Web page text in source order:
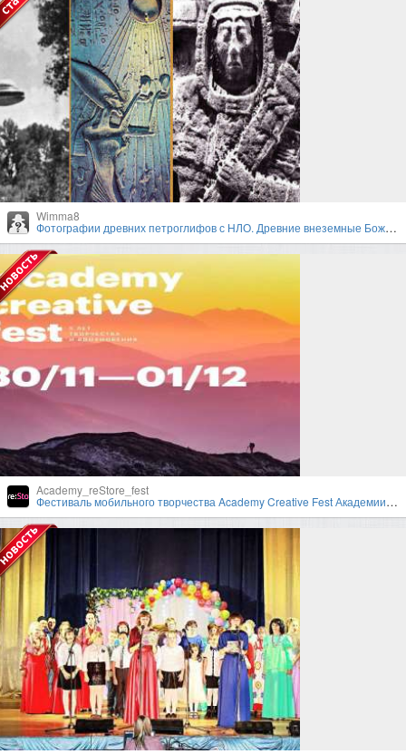
Wimma8
Фотографии древних петроглифов с НЛО. Древние внеземные Божества.
Academy_reStore_fest
Фестиваль мобильного творчества Academy Creative Fest Академии re:Store